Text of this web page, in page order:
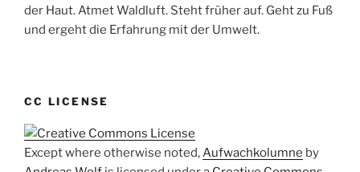
der Haut. Atmet Waldluft. Steht früher auf. Geht zu Fuß
und ergeht die Erfahrung mit der Umwelt.
CC LICENSE
Except where otherwise noted,Aufwachkolumne by